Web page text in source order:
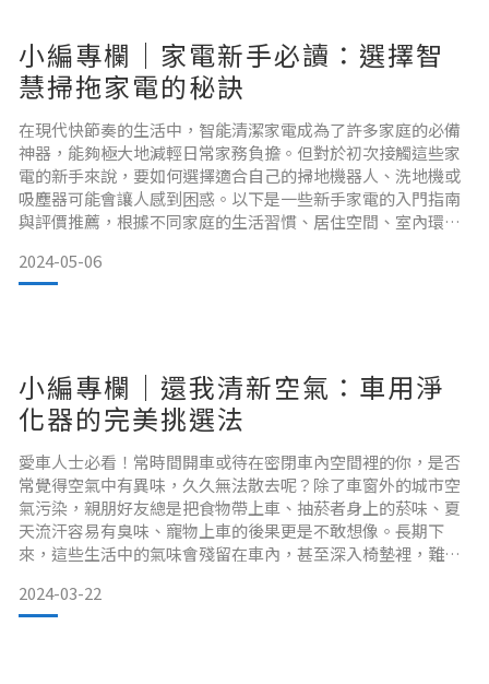
小編專欄｜家電新手必讀：選擇智
慧掃拖家電的秘訣
在現代快節奏的生活中，智能清潔家電成為了許多家庭的必備
神器，能夠極大地減輕日常家務負擔。但對於初次接觸這些家
電的新手來說，要如何選擇適合自己的掃地機器人、洗地機或
吸塵器可能會讓人感到困惑。以下是一些新手家電的入門指南
與評價推薦，根據不同家庭的生活習慣、居住空間、室內環
保持整潔和舒適。
小編專欄 | M編
2024-05-06
小編專欄｜還我清新空氣：車用淨
化器的完美挑選法
愛車人士必看！常時間開車或待在密閉車內空間裡的你，是否
常覺得空氣中有異味，久久無法散去呢？除了車窗外的城市空
氣污染，親朋好友總是把食物帶上車、抽菸者身上的菸味、夏
天流汗容易有臭味、寵物上車的後果更是不敢想像。長期下
來，這些生活中的氣味會殘留在車內，甚至深入椅墊裡，難以
2024-03-22